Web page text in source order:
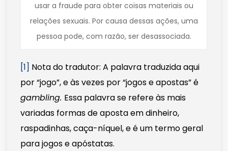
usar a fraude para obter coisas materiais ou
relações sexuais. Por causa dessas ações, uma
pessoa pode, com razão, ser desassociada.
[1] Nota do tradutor: A palavra traduzida aqui
por “jogo”, e às vezes por “jogos e apostas” é
gambling. Essa palavra se refere às mais
variadas formas de aposta em dinheiro,
raspadinhas, caça-níquel, e é um termo geral
para jogos e apóstatas.